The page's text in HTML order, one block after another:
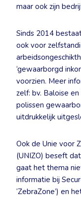
maar ook zijn
Sinds 2014
ook voor
‘gewaarborgd
voorzien. Meer
zelf: bv. Baloise
polissen
uitdrukkelijk
Ook de Unie voor
(UNIZO) beseft
gaat het thema
informatie bij
‘ZebraZone’) en